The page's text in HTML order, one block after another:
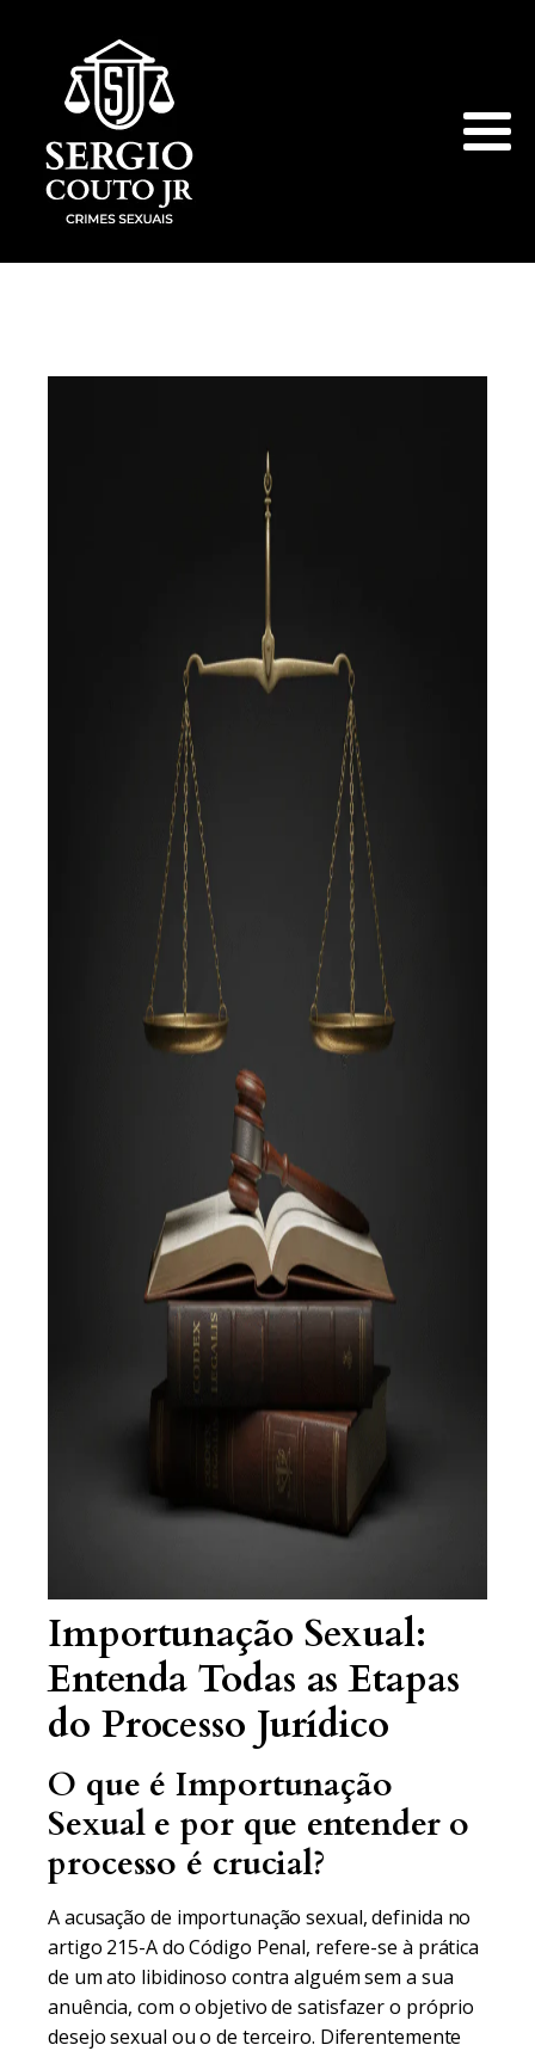
Importunação Sexual:
Entenda Todas as Etapas
do Processo Jurídico
O que é Importunação
Sexual e por que entender o
processo é crucial?
A acusação de importunação sexual, definida no
artigo 215-A do Código Penal, refere-se à prática
de um ato libidinoso contra alguém sem a sua
anuência, com o objetivo de satisfazer o próprio
desejo sexual ou o de terceiro. Diferentemente